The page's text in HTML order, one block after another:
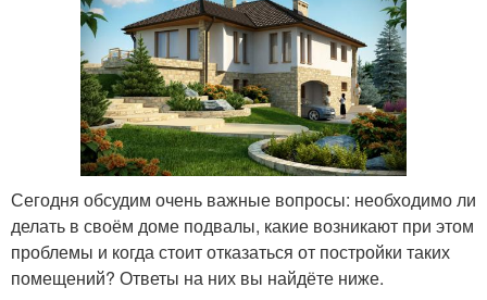
Сегодня обсудим очень важные вопросы: необходимо ли
делать в своём доме подвалы, какие возникают при этом
проблемы и когда стоит отказаться от постройки таких
помещений? Ответы на них вы найдёте ниже.